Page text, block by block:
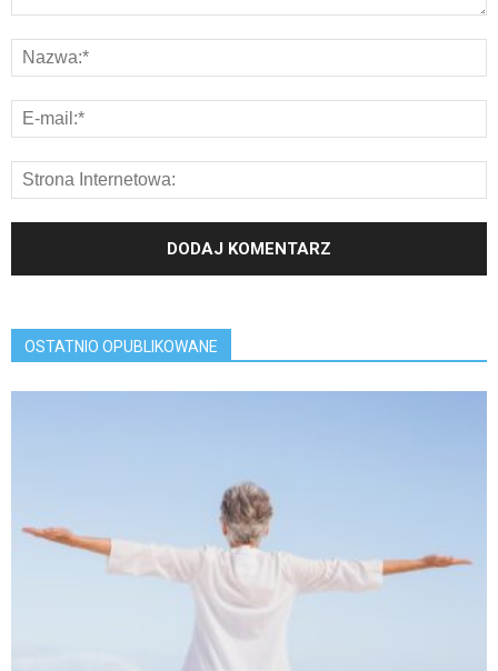
OSTATNIO OPUBLIKOWANE